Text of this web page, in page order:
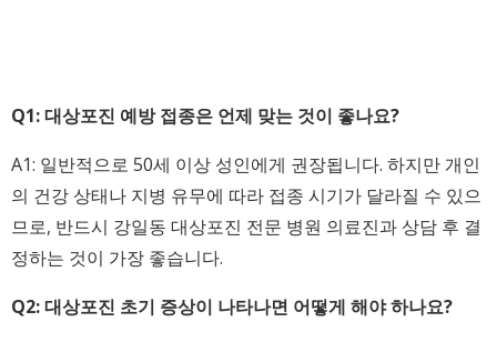
Q1: 대상포진 예방 접종은 언제 맞는 것이 좋나요?
A1: 일반적으로 50세 이상 성인에게 권장됩니다. 하지만 개인
의 건강 상태나 지병 유무에 따라 접종 시기가 달라질 수 있으
므로, 반드시 강일동 대상포진 전문 병원 의료진과 상담 후 결
정하는 것이 가장 좋습니다.
Q2: 대상포진 초기 증상이 나타나면 어떻게 해야 하나요?